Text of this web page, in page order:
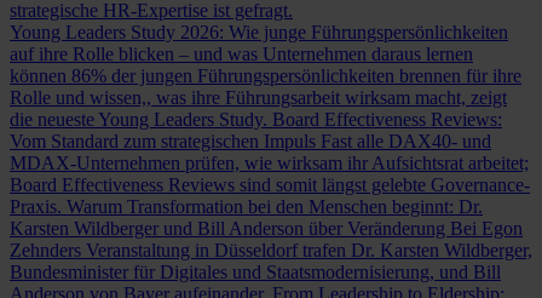
strategische HR-Expertise ist gefragt.
Young Leaders Study 2026: Wie junge Führungspersönlichkeiten
auf ihre Rolle blicken – und was Unternehmen daraus lernen
können 86% der jungen Führungspersönlichkeiten brennen für ihre
Rolle und wissen,, was ihre Führungsarbeit wirksam macht, zeigt
die neueste Young Leaders Study. Board Effectiveness Reviews:
Vom Standard zum strategischen Impuls Fast alle DAX40- und
MDAX-Unternehmen prüfen, wie wirksam ihr Aufsichtsrat arbeitet;
Board Effectiveness Reviews sind somit längst gelebte Governance-
Praxis. Warum Transformation bei den Menschen beginnt: Dr.
Karsten Wildberger und Bill Anderson über Veränderung Bei Egon
Zehnders Veranstaltung in Düsseldorf trafen Dr. Karsten Wildberger,
Bundesminister für Digitales und Staatsmodernisierung, und Bill
Anderson von Bayer aufeinander. From Leadership to Eldership: